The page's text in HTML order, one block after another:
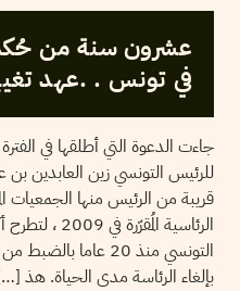
عشرون سنة من
في تونس . .عهد
جاءت الدعوة التي أطلقها في
للرئيس التونسي زين العابدين بن
قريبة من الرئيس منها الجمعيات
الرئاسية
التونسي منذ 20
بإلغاء الرئاسة مدى الحياة. هذ